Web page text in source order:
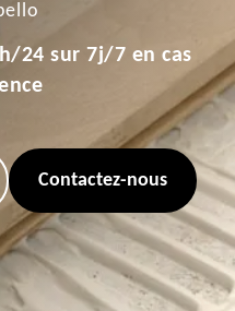
24 sur 7j/7 en cas
Contactez-nous